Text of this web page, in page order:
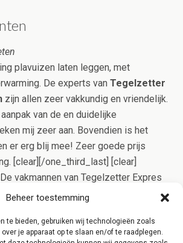
Beheer toestemming
te bieden, gebruiken wij technologieën zoals
je apparaat op te slaan en/of te raadplegen.
plavuizen laten leggen, met
De experts van Tegelzetter
zijn allen zeer vakkundig en vriendelijk.
van de en duidelijke
mij zeer aan. Bovendien is het
er erg blij mee! Zeer goede prijs
[clear][/one_third_last] [clear]
vakmannen van Tegelzetter Expres
wijze voor u aan de slag, zodat
ons verzekerd van kwaliteit, doordat
belangen behartigt![/content-